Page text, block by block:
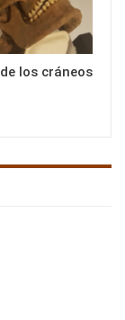
los cráneos